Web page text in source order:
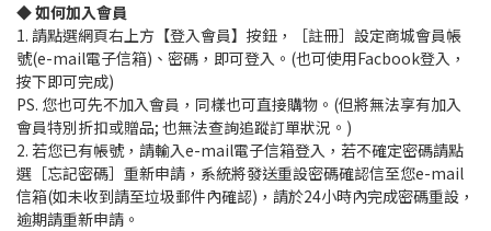
◆ 如何加入會員
1. 請點選網頁右上方【登入會員】按鈕，［註冊］設定商城會員帳
號(e-mail電子信箱)、密碼，即可登入。(也可使用Facbook登入，
按下即可完成)
PS. 您也可先不加入會員，同樣也可直接購物。(但將無法享有加入
會員特別折扣或贈品; 也無法查詢追蹤訂單狀況。)
2. 若您已有帳號，請輸入e-mail電子信箱登入，若不確定密碼請點
選［忘記密碼］重新申請，系統將發送重設密碼確認信至您e-mail
信箱(如未收到請至垃圾郵件內確認)，請於24小時內完成密碼重設，
逾期請重新申請。